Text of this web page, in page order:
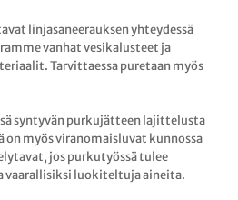
linjasaneerauksen yhteydessä
vanhat vesikalusteet ja
Tarvittaessa puretaan myös
syntyvän purkujätteen lajittelusta
myös viranomaisluvat kunnossa
jos purkutyössä tulee
vaarallisiksi luokiteltuja aineita.